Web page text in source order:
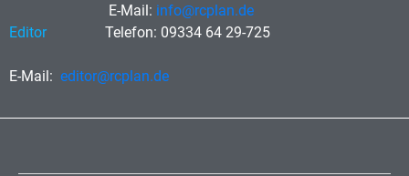
E-Mail: info@rcplan.de
Editor Telefon: 09334 64 29-725
E-Mail: editor@rcplan.de